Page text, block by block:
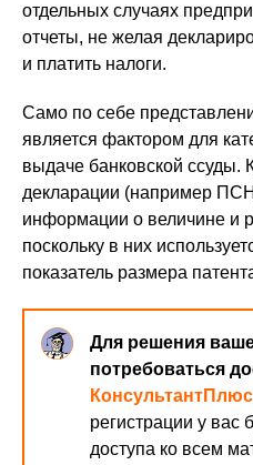
отдельных случаях
отчеты, не желая
и платить налоги.
Само по себе
является фактором для
выдаче банковской ссуды.
декларации (например
информации о величине и
поскольку в них
показатель размера
Для решения
потребоваться
КонсультантПлюс
регистрации у вас
доступа ко всем